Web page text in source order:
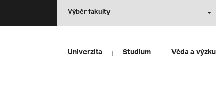
Výběr fakulty
Univerzita Studium Věda a